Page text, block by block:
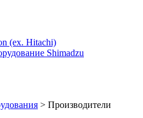
(ex. Hitachi)
Shimadzu
> Производители